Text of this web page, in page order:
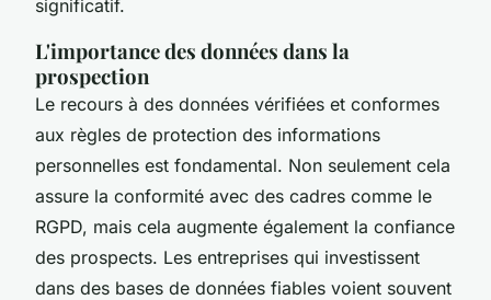
significatif.
L'importance des données dans la
prospection
Le recours à des données vérifiées et conformes
aux règles de protection des informations
personnelles est fondamental. Non seulement cela
assure la conformité avec des cadres comme le
RGPD, mais cela augmente également la confiance
des prospects. Les entreprises qui investissent
dans des bases de données fiables voient souvent